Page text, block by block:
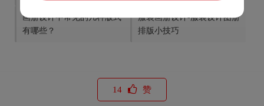
画册设计中常见的几种版式
有哪些？
服装画册设计-服装设计图册
排版小技巧
14 赞